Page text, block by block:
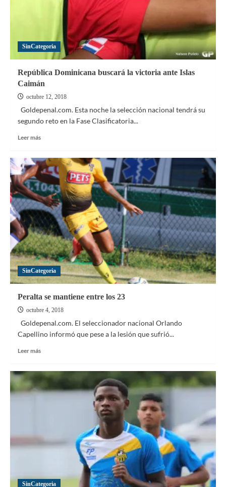
partidos
fecha
SinCategoria
República Dominicana buscará la victoria ante Islas
Caimán
octubre 12, 2018
Goldepenal.com. Esta noche la selección nacional tendrá su
segundo reto en la Fase Clasificatoria...
Leer másLeer
República
Dominicana
buscará
la
victoria
ante
Islas
Caimán
SinCategoria
Peralta se mantiene entre los 23
octubre 4, 2018
Goldepenal.com. El seleccionador nacional Orlando
Capellino informó que pese a la lesión que sufrió...
Leer másLeer
Peralta
se
mantiene
SinCategoria